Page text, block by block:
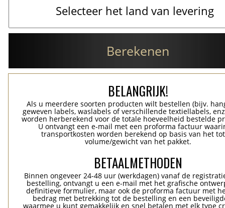
Berekenen
BELANGRIJK!
Als u meerdere soorten producten wilt bestellen (bijv.
geweven labels, waslabels of verschillende textiellabels,
worden herberekend voor de totale hoeveelheid bestelde
U ontvangt een e-mail met een proforma factuur
transportkosten worden berekend op basis van het
volume/gewicht van het pakket.
BETAALMETHODEN
Binnen ongeveer 24-48 uur (werkdagen) vanaf de
bestelling, ontvangt u een e-mail met het grafische
definitieve formulier, maar ook de proforma factuur met
bedrag met betrekking tot de bestelling en een
waarmee u kunt gemakkelijk en snel betalen met elk type